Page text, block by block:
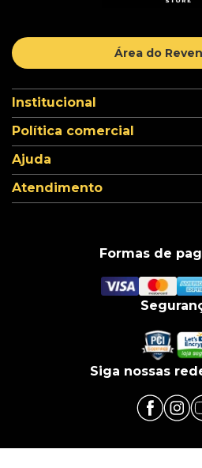
Área do
Institucional
Política comercial
Ajuda
Atendimento
Formas de
Siga nossas